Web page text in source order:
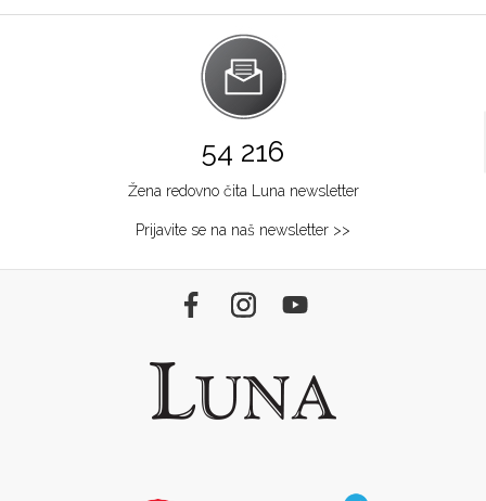
54 216
Žena redovno čita Luna newsletter
Prijavite se na naš newsletter >>